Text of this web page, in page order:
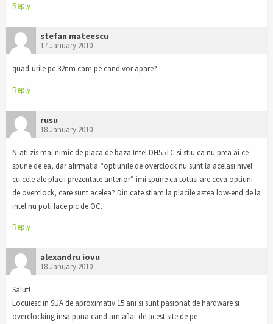
Reply
stefan mateescu
17 January 2010
quad-urile pe 32nm cam pe cand vor apare?
Reply
rusu
18 January 2010
N-ati zis mai nimic de placa de baza Intel DH55TC si stiu ca nu prea ai ce
spune de ea, dar afirmatia “optiunile de overclock nu sunt la acelasi nivel
cu cele ale placii prezentate anterior” imi spune ca totusi are ceva optiuni
de overclock, care sunt acelea? Din cate stiam la placile astea low-end de la
intel nu poti face pic de OC.
Reply
alexandru iovu
18 January 2010
Salut!
Locuiesc in SUA de aproximativ 15 ani si sunt pasionat de hardware si
overclocking insa pana cand am aflat de acest site de pe